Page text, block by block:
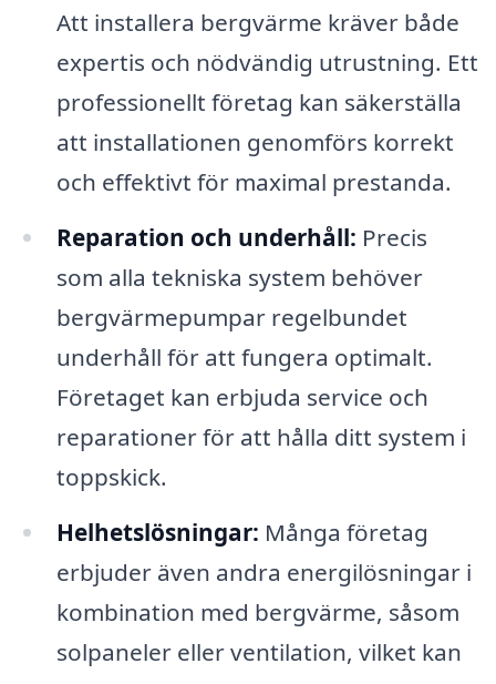
Att installera bergvärme kräver både
expertis och nödvändig utrustning. Ett
professionellt företag kan säkerställa
att installationen genomförs korrekt
och effektivt för maximal prestanda.
Reparation och underhåll: Precis
som alla tekniska system behöver
bergvärmepumpar regelbundet
underhåll för att fungera optimalt.
Företaget kan erbjuda service och
reparationer för att hålla ditt system i
toppskick.
Helhetslösningar: Många företag
erbjuder även andra energilösningar i
kombination med bergvärme, såsom
solpaneler eller ventilation, vilket kan